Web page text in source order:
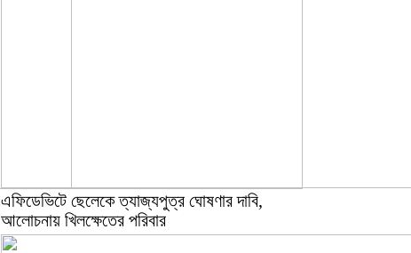
এফিডেভিটে ছেলেকে ত্যাজ্যপুত্র ঘোষণার দাবি,
আলোচনায় খিলক্ষেতের পরিবার